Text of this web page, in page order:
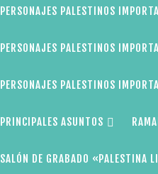
PERSONAJES PALESTINOS
PERSONAJES PALESTINOS
PERSONAJES PALESTINOS
PRINCIPALES ASUNTOS
SALÓN DE GRABADO «PALESTINA